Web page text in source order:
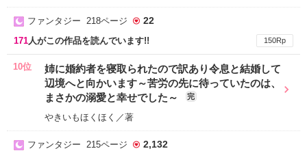
ファンタジー 218ページ 22
171人がこの作品を読んでいます!! 150Rp
10位
姉に婚約者を寝取られたので訳あり令息と結婚して
辺境へと向かいます～苦労の先に待っていたのは、
まさかの溺愛と幸せでした～
完
やきいもほくほく／著
ファンタジー 215ページ 2,132